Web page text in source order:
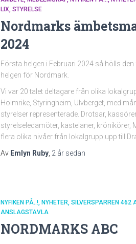
LIX STYRELSE
Nordmarks
2024
Första helgen i Februari 2024 så hölls
helgen för Nordmark.
Vi var 20 talet deltagare från olika
Holmrike, Styringheim, Ulvberget, med
styrelser representerade. Drotsar,
styrelseledamöter, kastelaner,
flera olika nivåer från lokalgrupp upp till
Av Emlyn Ruby 2 år sedan
NYFIKEN PÅ..! NYHETER SILVERSPARREN 462
ANSLAGSTAVLA
NORDMARKS ABC